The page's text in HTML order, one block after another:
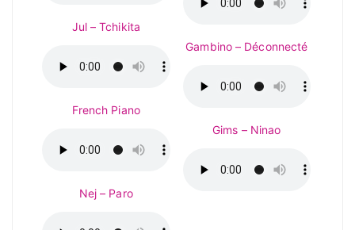
Jul – Tchikita
French Piano
Nej – Paro
Gambino – Déconnecté
Gims – Ninao